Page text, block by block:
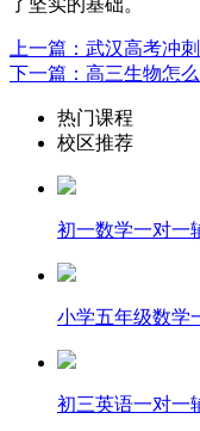
上一篇：武汉高考冲
下一篇：高三生物怎
热门课程
校区推荐
初一数学一对一
小学五年级数学
初三英语一对一